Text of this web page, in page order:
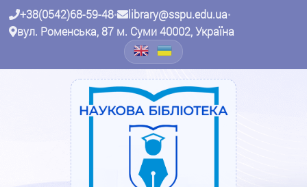
+38(0542)68-59-48• library@sspu.edu.ua•
вул. Роменська, 87 м. Суми 40002, Україна